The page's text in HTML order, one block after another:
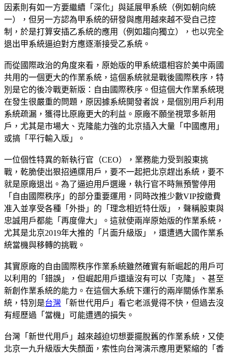
因素則有如一方要繼續「深化」與延展甲系統（例如朝向統
一），但另一方認為甲系統的研發與應用越來越不受自己控
制，於是打算安插乙系統的應用（例如趨向獨立），也以完全
退出甲系統逼迫對方應逐漸接受乙系統。
而從國際政治的角度來看，原始版的甲系統還相容於美中兩國
共用的一個更大的作業系統，這個系統就是戰後國際秩序，特
別是它的後冷戰更新版：自由國際秩序。但這個大作業系統現
在發生很嚴重的問題，原因據系統開發者說，是個別用戶利用
系統疏漏，獲得比原廠更大的利益。原廠不願坐視眾多新用
戶，尤其是市場大、克隆能力強的北京插入大量「中國應用」
或搞「平行輸入版」。
一位個性特異的新執行官（CEO），業務能力受到股東挑
戰，乾脆使出狠招通牒用戶，要不一起把北京趕出系統，要不
就是原廠退出。為了逼迫用戶選邊，執行官不時無預警停用
「自由國際秩序」的部分重要運用，同時改推少數VIP按繳費
准入並享受各種「外掛」的「理念相近特仕版」，聲稱股東與
忠誠用戶都能「再度偉大」。這就使兩岸原始版的作業系統，
尤其是北京2019年大推的「片面升級版」，還遭遇大國作業系
統當機與移轉的挑戰。
其實原廠的自由國際秩序作業系統雖然確實有新崛起的用戶可
以利用的「錯誤」，但崛起用戶還遠沒有可以「克隆」、甚至
新創作業系統的能力。在這個大系統下運行的兩岸關係作業系
統，特別是台灣 「新世代用戶」看它老派覺得不快，但過去沒
有經歷過「當機」可能遭遇的損失。
台灣「新世代用戶」越來越迫切想要擺脫舊的作業系統，又使
北京一九升級版大失顏面，索性向台灣演示應用更緊縮的「香